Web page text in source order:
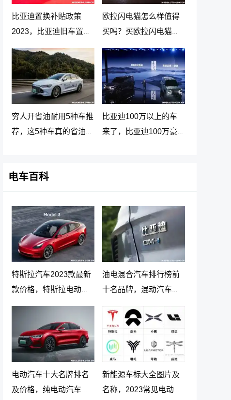
比亚迪置换补贴政策
2023，比亚迪旧车置换
新车价格表
欧拉闪电猫怎么样值得
买吗？买欧拉闪电猫十
大忠告
穷人开省油耐用5种车推
荐，这5种车真的省油又
比亚迪100万以上的车
来了，比亚迪100万豪
电车百科
特斯拉汽车2023款最新
款价格，特斯拉电动汽
车价格及落地价
油电混合汽车排行榜前
十名品牌，混动汽车十
电动汽车十大名牌排名
及价格，纯电动汽车排
新能源车标大全图片及
名称，2023常见电动汽